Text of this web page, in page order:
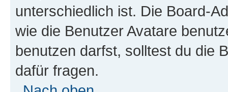
unterschiedlich ist. Die Board-
wie die Benutzer Avatare
benutzen darfst, solltest du die
dafür fragen.